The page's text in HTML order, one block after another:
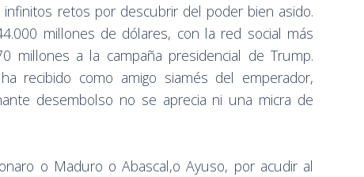
retos por descubrir del poder bien asido.
millones de dólares, con la red social más
millones a la campaña presidencial de Trump.
recibido como amigo siamés del emperador,
desembolso no se aprecia ni una micra de
o Maduro o Abascal,o Ayuso, por acudir al